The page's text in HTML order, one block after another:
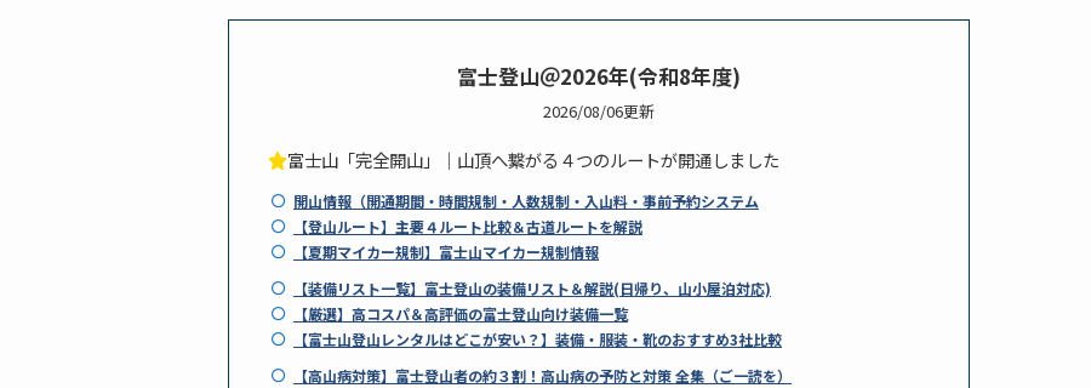
富士登山＠2026年(令和8年度)
2026/08/06更新
富士山「完全開山」｜山頂へ繋がる４つのルートが開通しました
開山情報（開通期間・時間規制・人数規制・入山料・事前予約システム
【登山ルート】主要４ルート比較＆古道ルートを解説
【夏期マイカー規制】富士山マイカー規制情報
【装備リスト一覧】富士登山の装備リスト＆解説(日帰り、山小屋泊対応)
【厳選】高コスパ＆高評価の富士登山向け装備一覧
【富士山登山レンタルはどこが安い？】装備・服装・靴のおすすめ3社比較
【高山病対策】富士登山者の約３割！高山病の予防と対策 全集（ご一読を）